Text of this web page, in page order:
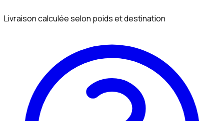
Livraison calculée selon poids et destination